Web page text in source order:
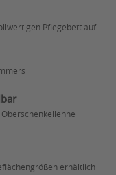
Pflegebett auf
erhältlich